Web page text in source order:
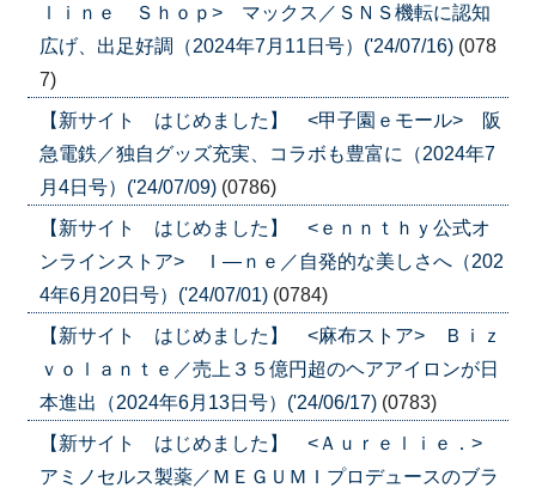
ｌｉｎｅ Ｓｈｏｐ> マックス／ＳＮＳ機転に認知
広げ、出足好調（2024年7月11日号）('24/07/16) (078
7)
【新サイト はじめました】 <甲子園ｅモール> 阪
急電鉄／独自グッズ充実、コラボも豊富に（2024年7
月4日号）('24/07/09) (0786)
【新サイト はじめました】 <ｅｎｎｔｈｙ公式オ
ンラインストア> Ｉ―ｎｅ／自発的な美しさへ（202
4年6月20日号）('24/07/01) (0784)
【新サイト はじめました】 <麻布ストア> Ｂｉｚ
ｖｏｌａｎｔｅ／売上３５億円超のヘアアイロンが日
本進出（2024年6月13日号）('24/06/17) (0783)
【新サイト はじめました】 <Ａｕｒｅｌｉｅ．>
アミノセルス製薬／ＭＥＧＵＭＩプロデュースのブラ